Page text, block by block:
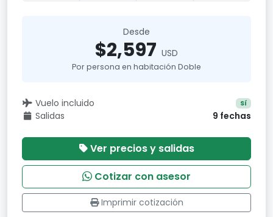
Desde
$2,597 USD
Por persona en habitación Doble
Vuelo incluido Sí
Salidas 9 fechas
Ver precios y salidas
Cotizar con asesor
Imprimir cotización